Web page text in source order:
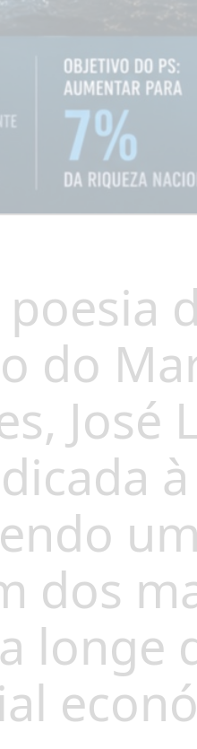
do
dos
longe